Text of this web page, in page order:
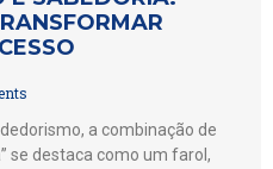
a combinação de
se destaca como um farol,